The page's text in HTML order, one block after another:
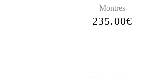
Montres
235.00€